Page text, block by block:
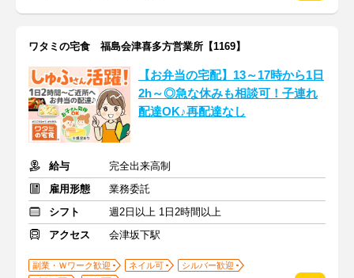
ワタミの宅食 福島会津喜多方営業所【1169】
【お弁当の宅配】13～17時から1日
2h～◎急な休みも相談可！子連れ
配達OK♪再配達なし
給与
完全出来高制
雇用形態
業務委託
シフト
週2日以上 1日2時間以上
アクセス
会津坂下駅
副業・Ｗワーク歓迎 ネイル可
シルバー歓迎